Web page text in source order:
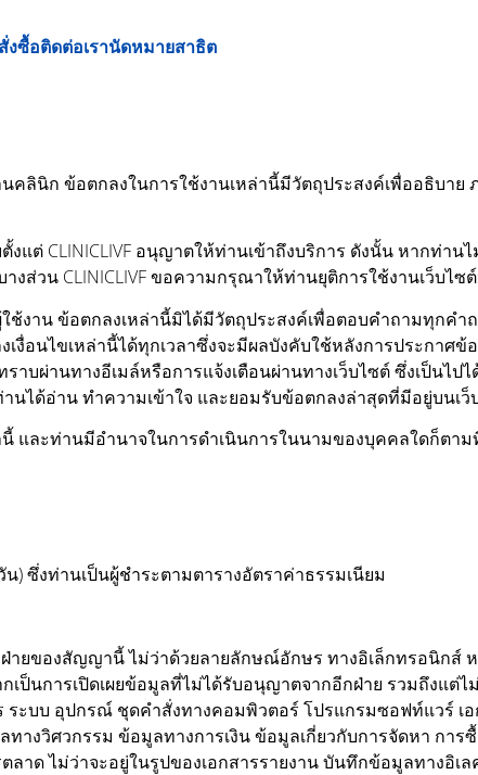
งซื้อติดต่อเรานัดหมายสาธิต
ลินิก ข้อตกลงในการใช้งานเหล่านี้มีวัตถุประสงค์เพื่ออธิบาย
ต่ CLINICLIVF อนุญาตให้ท่านเข้าถึงบริการ ดังนั้น หากท่า
งส่วน CLINICLIVF ขอความกรุณาให้ท่านยุติการใช้งานเว็บไซ
ใช้งาน ข้อตกลงเหล่านี้มิได้มีวัตถุประสงค์เพื่อตอบคำถามทุก
เงื่อนไขเหล่านี้ได้ทุกเวลาซึ่งจะมีผลบังคับใช้หลังการประกาศ
าบผ่านทางอีเมล์หรือการแจ้งเตือนผ่านทางเว็บไซต์ ซึ่งเป็นไป
ได้อ่าน ทำความเข้าใจ และยอมรับข้อตกลงล่าสุดที่มีอยู่บนเว็
และท่านมีอำนาจในการดำเนินการในนามของบุคคลใดก็ตา
) ซึ่งท่านเป็นผู้ชำระตามตารางอัตราค่าธรรมเนียม
ยของสัญญานี้ ไม่ว่าด้วยลายลักษณ์อักษร ทางอิเล็กทรอนิกส์ ห
ป็นการเปิดเผยข้อมูลที่ไม่ได้รับอนุญาตจากอีกฝ่าย รวมถึงแต่ไ
ะบบ อุปกรณ์ ชุดคำสั่งทางคอมพิวตอร์ โปรแกรมซอฟท์แวร์ เ
วิศวกรรม ข้อมูลทางการเงิน ข้อมูลเกี่ยวกับการจัดหา การ
าด ไม่ว่าจะอยู่ในรูปของเอกสารรายงาน บันทึกข้อมูลทางอิเ